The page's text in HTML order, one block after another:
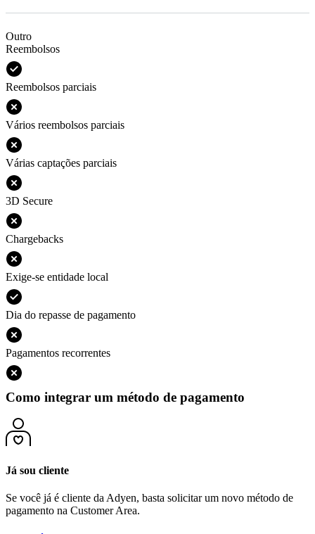
Outro
Reembolsos
Reembolsos parciais
Vários reembolsos parciais
Várias captações parciais
3D Secure
Chargebacks
Exige-se entidade local
Dia do repasse de pagamento
Pagamentos recorrentes
Como integrar um método de pagamento
Já sou cliente
Se você já é cliente da Adyen, basta solicitar um novo método de
pagamento na Customer Area.